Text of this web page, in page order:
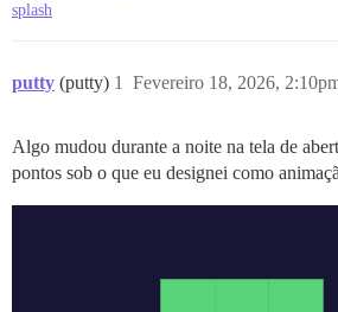
splash
putty (putty) Fevereiro 18, 2026,
1
Algo mudou durante a noite na tela de
pontos sob o que eu designei como